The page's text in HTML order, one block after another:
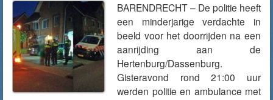
BARENDRECHT – De politie heeft
een minderjarige verdachte in
beeld voor het doorrijden na een
aanrijding aan de
Hertenburg/Dassenburg.
Gisteravond rond 21:00 uur
werden politie en ambulance met